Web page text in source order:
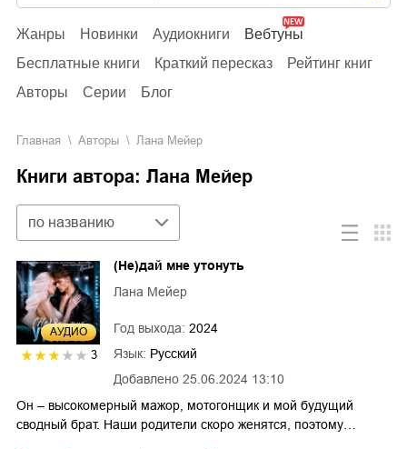
Жанры Новинки Аудиокниги
Вебтуны
Бесплатные книги
Краткий пересказ
Рейтинг книг
Авторы
Серии Блог
Главная Aвторы Лана Мейер
Книги автора: Лана Мейер
Сортировка
по названию
AУДИО
3
Добавлено 25.06.2024 13:10
(Не)дай мне утонуть
Лана Мейер
Год выхода: 2024
Язык: Русский
Он – высокомерный мажор, мотогонщик и мой будущий
сводный брат. Наши родители скоро женятся, поэтому…